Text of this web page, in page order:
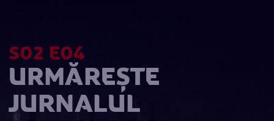
S02 E04
URMĂREȘTE
JURNALUL